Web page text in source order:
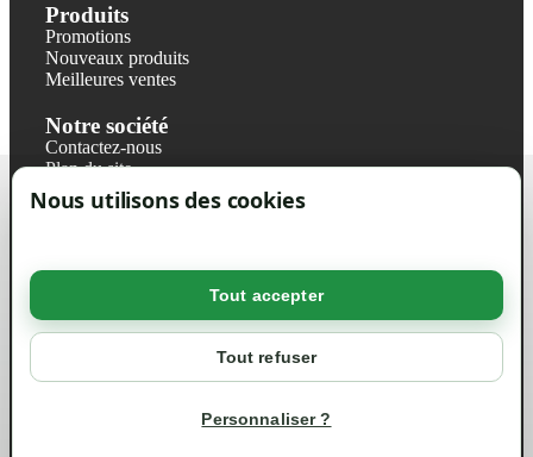
Nous utilisons des cookies
Tout accepter
Tout refuser
Personnaliser ?
Produits
Promotions
Nouveaux produits
Meilleures ventes
Notre société
Contactez-nous
Plan du site
Magasin
Mentions légales
Politique de confidentialité RGPD
Votre compte
info@green-tech-shop.com